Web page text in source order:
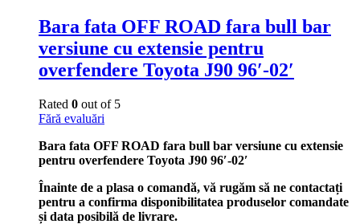
Bara fata OFF ROAD fara bull bar
versiune cu extensie pentru
overfendere Toyota J90 96′-02′
Rated 0 out of 5
Fără evaluări
Bara fata OFF ROAD fara bull bar versiune cu extensie
pentru overfendere Toyota J90 96′-02′
Înainte de a plasa o comandă, vă rugăm să ne contactați
pentru a confirma disponibilitatea produselor comandate
și data posibilă de livrare.